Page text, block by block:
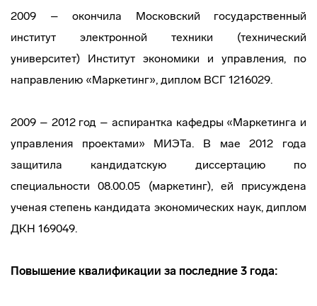
2009 – окончила Московский государственный
институт электронной техники (технический
университет) Институт экономики и управления, по
направлению «Маркетинг», диплом ВСГ 1216029.
2009 – 2012 год – аспирантка кафедры «Маркетинга и
управления проектами» МИЭТа. В мае 2012 года
защитила кандидатскую диссертацию по
специальности 08.00.05 (маркетинг), ей присуждена
ученая степень кандидата экономических наук, диплом
ДКН 169049.
Повышение квалификации за последние 3 года: